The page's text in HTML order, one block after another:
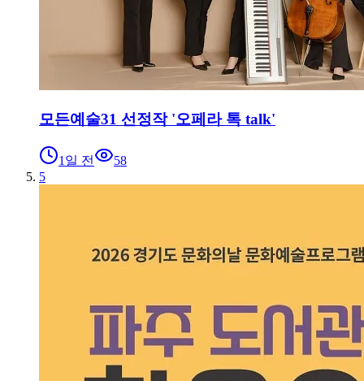
모든예술31 선정작 '오페라 톡 talk'
1일 전
58
5